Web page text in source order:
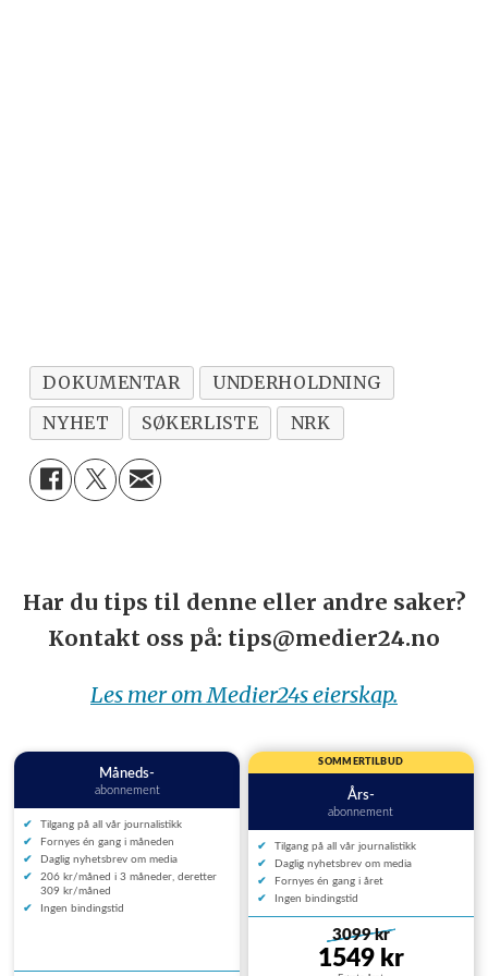
DOKUMENTAR
UNDERHOLDNING
NYHET
SØKERLISTE NRK
Har du tips til denne eller andre saker?
Kontakt oss på: tips@medier24.no
Les mer om Medier24s eierskap.
Måneds-
abonnement
Tilgang på all vår journalistikk
Fornyes én gang i måneden
Daglig nyhetsbrev om media
206 kr/måned i 3 måneder, deretter
309 kr/måned
Ingen bindingstid
SOMMERTILBUD
Års-
abonnement
Tilgang på all vår journalistikk
Daglig nyhetsbrev om media
Fornyes én gang i året
Ingen bindingstid
3099 kr
1549 kr